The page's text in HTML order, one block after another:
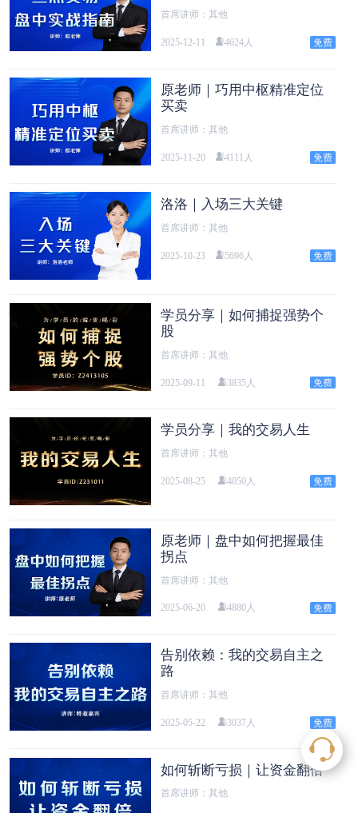
首席讲师：其他
2025-12-11 4624人
原老师｜巧用中枢精准定位
买卖
首席讲师：其他
2025-11-20 4111人
洛洛｜入场三大关键
首席讲师：其他
2025-10-23 5696人
学员分享｜如何捕捉强势个
股
首席讲师：其他
2025-09-11 3835人
学员分享｜我的交易人生
首席讲师：其他
2025-08-25 4050人
原老师｜盘中如何把握最佳
拐点
首席讲师：其他
2025-06-20 4880人
告别依赖：我的交易自主之
路
首席讲师：其他
2025-05-22 3037人
如何斩断亏损｜让资金翻倍
首席讲师：其他